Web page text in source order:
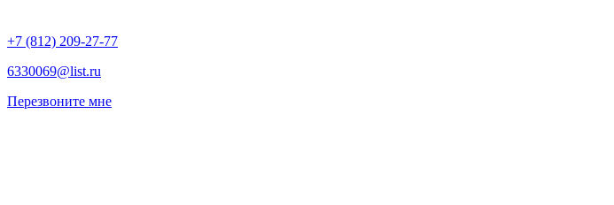
+7 (812) 209-27-77
6330069@list.ru
Перезвоните мне